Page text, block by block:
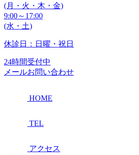
(月・火・木・金)
9:00～17:00
(水・土)
休診日：日曜・祝日
24時間受付中
メールお問い合わせ
HOME
TEL
アクセス